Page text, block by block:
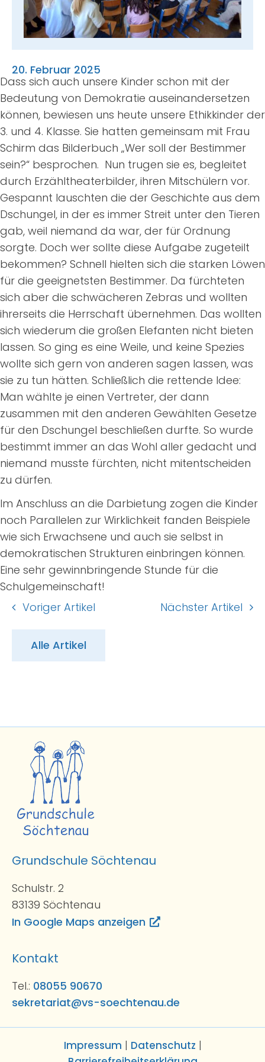
Suche
nach:
20. Februar 2025
Dass sich auch unsere Kinder schon mit der
Bedeutung von Demokratie auseinandersetzen
können, bewiesen uns heute unsere Ethikkinder der
3. und 4. Klasse. Sie hatten gemeinsam mit Frau
Schirm das Bilderbuch „Wer soll der Bestimmer
sein?“ besprochen. Nun trugen sie es, begleitet
durch Erzähltheaterbilder, ihren Mitschülern vor.
Gespannt lauschten die der Geschichte aus dem
Dschungel, in der es immer Streit unter den Tieren
gab, weil niemand da war, der für Ordnung
sorgte. Doch wer sollte diese Aufgabe zugeteilt
bekommen? Schnell hielten sich die starken Löwen
für die geeignetsten Bestimmer. Da fürchteten
sich aber die schwächeren Zebras und wollten
ihrerseits die Herrschaft übernehmen. Das wollten
sich wiederum die großen Elefanten nicht bieten
lassen. So ging es eine Weile, und keine Spezies
wollte sich gern von anderen sagen lassen, was
sie zu tun hätten. Schließlich die rettende Idee:
Man wählte je einen Vertreter, der dann
zusammen mit den anderen Gewählten Gesetze
für den Dschungel beschließen durfte. So wurde
bestimmt immer an das Wohl aller gedacht und
niemand musste fürchten, nicht mitentscheiden
zu dürfen.
Im Anschluss an die Darbietung zogen die Kinder
noch Parallelen zur Wirklichkeit fanden Beispiele
wie sich Erwachsene und auch sie selbst in
demokratischen Strukturen einbringen können.
Eine sehr gewinnbringende Stunde für die
Schulgemeinschaft!
Voriger Artikel
Nächster Artikel
Alle Artikel
Grundschule Söchtenau
Schulstr. 2
83139 Söchtenau
In Google Maps anzeigen
Kontakt
Tel.: 08055 90670
sekretariat@vs-soechtenau.de
Impressum | Datenschutz |